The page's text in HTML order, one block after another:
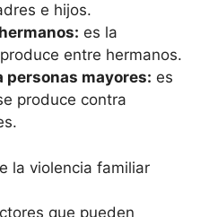
e hijos.
es la
entre hermanos.
mayores: es
produce contra
la violencia familiar
que pueden